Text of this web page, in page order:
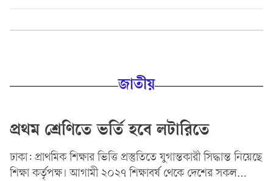
চাঁদাবাজি,...
জাতীয়
প্রথম শ্রেণিতে ভর্তি হবে লটারিতে
ঢাকা: প্রাথমিক শিক্ষার ভিত্তি প্রস্তুতিতে যুগান্তকারী সিদ্ধান্ত নিয়েছে
শিক্ষা কর্তৃপক্ষ। আগামী ২০২৭ শিক্ষাবর্ষ থেকে দেশের সকল